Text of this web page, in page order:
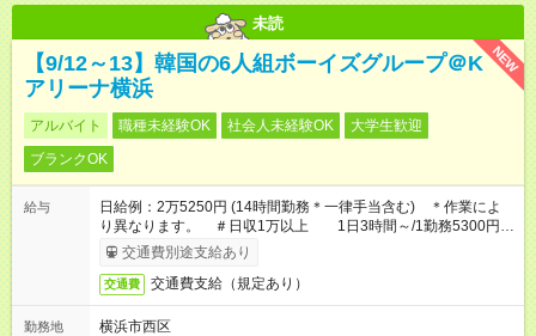
未読
NEW
【9/12～13】韓国の6人組ボーイズグループ＠K
アリーナ横浜
アルバイト 職種未経験OK 社会人未経験OK
大学生歓迎
ブランクOK
給与
日給例：2万5250円 (14時間勤務＊一律手当含む) ＊作業によ
り異なります。 ＃日収1万以上 1日3時間～/1勤務5300円～
もございます
交通費別途支給あり
交通費 交通費支給（規定あり）
勤務地
横浜市西区